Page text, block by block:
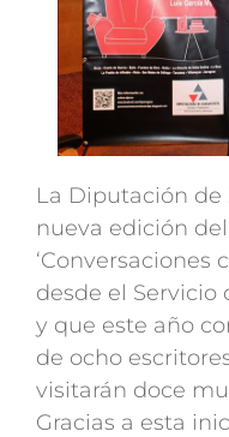
La Diputación de
nueva edición
‘Conversaciones
desde el Servicio
y que este año
de ocho
visitarán doce
Gracias a esta